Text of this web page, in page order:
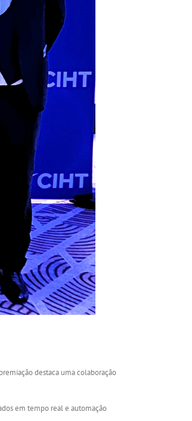
destaca uma colaboração
em tempo real e automação